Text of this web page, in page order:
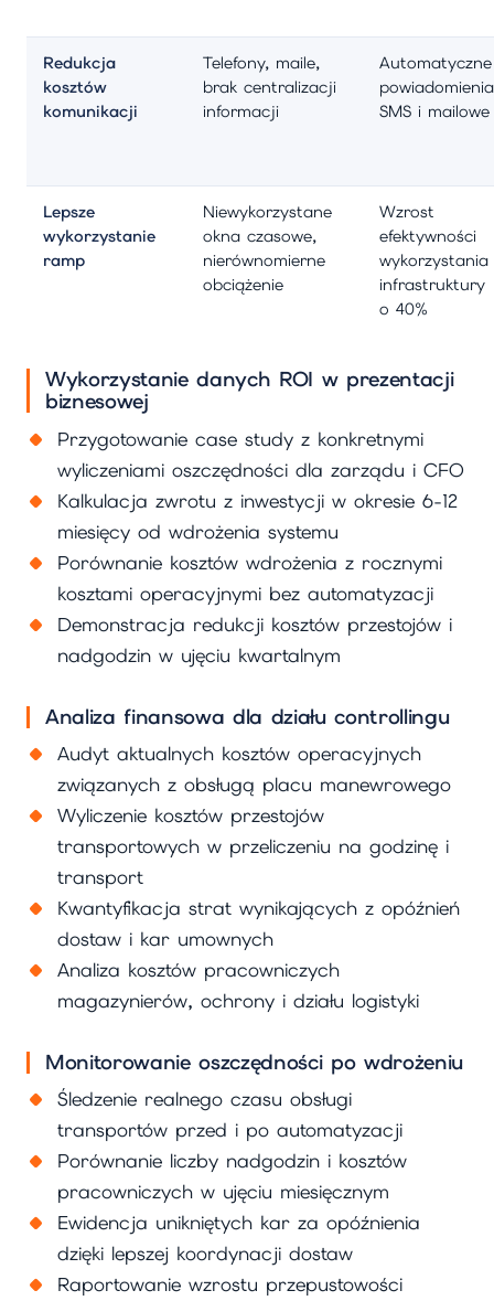
Redukcja
kosztów
komunikacji
Telefony, maile,
brak centralizacji
informacji
Automatyczne
powiadomienia
SMS i mailowe
Lepsze
wykorzystanie
ramp
Niewykorzystane
okna czasowe,
nierównomierne
obciążenie
Wzrost
efektywności
wykorzystania
infrastruktury
o 40%
Wykorzystanie danych ROI w prezentacji
biznesowej
Przygotowanie case study z konkretnymi
wyliczeniami oszczędności dla zarządu i CFO
Kalkulacja zwrotu z inwestycji w okresie 6-12
miesięcy od wdrożenia systemu
Porównanie kosztów wdrożenia z rocznymi
kosztami operacyjnymi bez automatyzacji
Demonstracja redukcji kosztów przestojów i
nadgodzin w ujęciu kwartalnym
Analiza finansowa dla działu controllingu
Audyt aktualnych kosztów operacyjnych
związanych z obsługą placu manewrowego
Wyliczenie kosztów przestojów
transportowych w przeliczeniu na godzinę i
transport
Kwantyfikacja strat wynikających z opóźnień
dostaw i kar umownych
Analiza kosztów pracowniczych
magazynierów, ochrony i działu logistyki
Monitorowanie oszczędności po wdrożeniu
Śledzenie realnego czasu obsługi
transportów przed i po automatyzacji
Porównanie liczby nadgodzin i kosztów
pracowniczych w ujęciu miesięcznym
Ewidencja unikniętych kar za opóźnienia
dzięki lepszej koordynacji dostaw
Raportowanie wzrostu przepustowości